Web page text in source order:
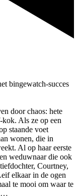
bingewatch-succes
door chaos: hete
kok. Als ze op een
staande voet
wonen, die in
Al op haar eerste
weduwnaar die ook
Courtney,
elkaar in de ogen
te mooi om waar te